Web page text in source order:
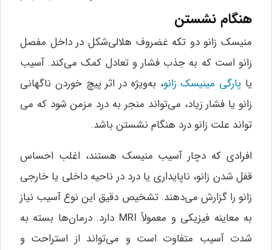
هنگام نشستن
منیسک زانو دو تکه غضروف هلالی‌شکل در داخل مفصل
زانو است که به جذب فشار و تعادل کمک می‌کند. آسیب
یا پارگی مینیسک زانو، به‌ویژه در اثر پیچ خوردن ناگهانی
زانو یا فشار زیاد، می‌تواند منجر به درد مزمن شود که می
تواند علت زانو درد هنگام نشستن باشد.
افرادی که دچار آسیب منیسک هستند، اغلب احساس
قفل شدن زانو، ناپایداری یا درد در ناحیه داخلی یا خارجی
زانو را گزارش می‌دهند. تشخیص دقیق این نوع آسیب نیاز
به معاینه فیزیکی و معمولاً MRI دارد. درمان‌ها بسته به
شدت آسیب متفاوت است و می‌تواند از استراحت و